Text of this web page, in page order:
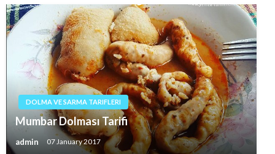
DOLMA VE SARMA TARIFLERI
Mumbar Dolması Tarifi
admin 07 January 2017